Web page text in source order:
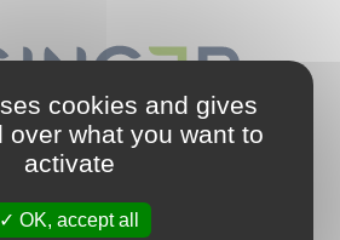
et engagée. Le Groupe
apporte et met en oeuvre des
et durables en France comme à
cookies and gives
over what you want to
activate
✓ OK, accept all